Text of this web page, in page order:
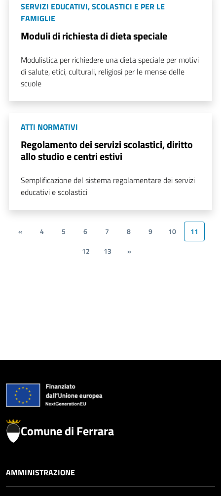
SERVIZI EDUCATIVI, SCOLASTICI E PER LE
FAMIGLIE
Moduli di richiesta di dieta speciale
Modulistica per richiedere una dieta speciale per motivi
di salute, etici, culturali, religiosi per le mense delle
scuole
ATTI NORMATIVI
Regolamento dei servizi scolastici, diritto
allo studio e centri estivi
Semplificazione del sistema regolamentare dei servizi
educativi e scolastici
« 4 5 6 7 8 9 10
11
12
13 »
Comune di Ferrara
AMMINISTRAZIONE